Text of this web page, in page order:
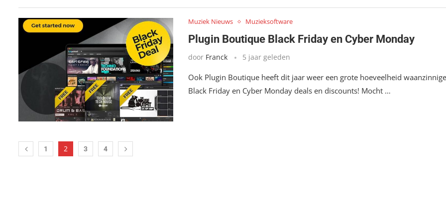
Muziek Nieuws Muzieksoftware
Plugin Boutique Black Friday en Cyber Monday
door Franck 5 jaar geleden
Ook Plugin Boutique heeft dit jaar weer een grote hoeveelheid waanzinnige
Black Friday en Cyber Monday deals en discounts! Mocht …
1 2 3 4